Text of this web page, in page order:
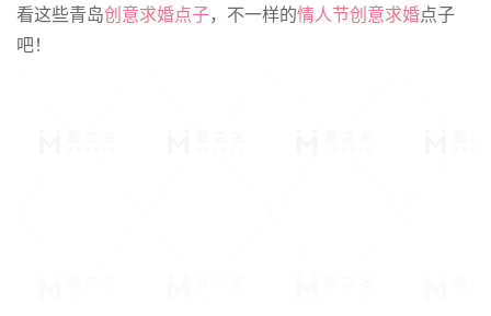
看这些青岛创意求婚点子，不一样的情人节创意求婚点子
吧！